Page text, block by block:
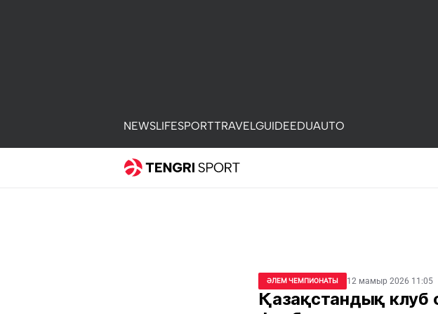
NEWSLIFESPORTTRAVELGUIDEEDUAUTO
ӘЛЕМ ЧЕМПИОНАТЫ 12 мамыр 2026 11:05
Қазақстандық